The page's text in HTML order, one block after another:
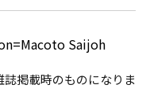
Saijoh
掲載時のものになりま